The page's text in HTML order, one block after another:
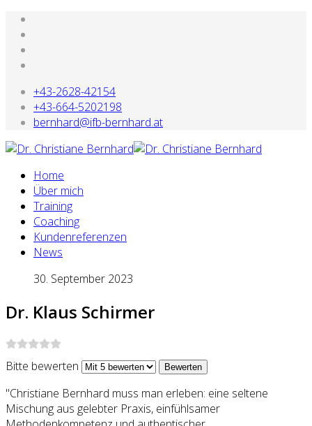
+43-2628-42154
+43-664-5202198
bernhard@ifb-bernhard.at
Home
Über mich
Training
Coaching
Kundenreferenzen
News
30. September 2023
Dr. Klaus Schirmer
Bitte bewerten
"Christiane Bernhard muss man erleben: eine seltene
Mischung aus gelebter Praxis, einfühlsamer